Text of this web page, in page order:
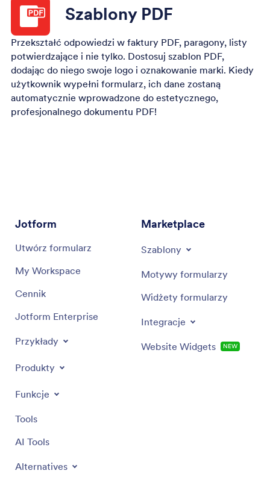
Szablony PDF
Przekształć odpowiedzi w faktury PDF, paragony, listy
potwierdzające i nie tylko. Dostosuj szablon PDF,
dodając do niego swoje logo i oznakowanie marki. Kiedy
użytkownik wypełni formularz, ich dane zostaną
automatycznie wprowadzone do estetycznego,
profesjonalnego dokumentu PDF!
Jotform
Utwórz formularz
My Workspace
Cennik
Jotform Enterprise
Przykłady
Produkty
Funkcje
Tools
AI Tools
Alternatives
Marketplace
Szablony
Motywy formularzy
Widżety formularzy
Integracje
Website Widgets NEW